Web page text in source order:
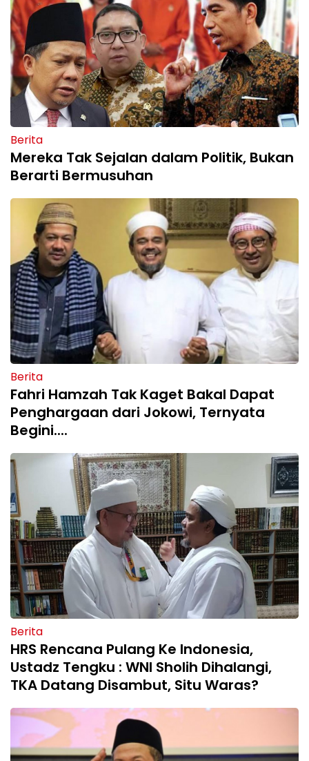
Berita
Mereka Tak Sejalan dalam Politik, Bukan
Berarti Bermusuhan
Berita
Fahri Hamzah Tak Kaget Bakal Dapat
Penghargaan dari Jokowi, Ternyata
Begini....
Berita
HRS Rencana Pulang Ke Indonesia,
Ustadz Tengku : WNI Sholih Dihalangi,
TKA Datang Disambut, Situ Waras?